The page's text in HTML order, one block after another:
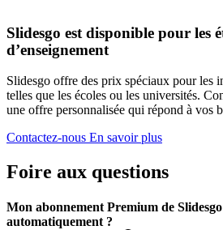
Slidesgo est disponible pour les
d’enseignement
Slidesgo offre des prix spéciaux pour les
telles que les écoles ou les universités.
une offre personnalisée qui répond à vos
Contactez-nous En savoir plus
Foire aux questions
Mon abonnement Premium de
automatiquement ?